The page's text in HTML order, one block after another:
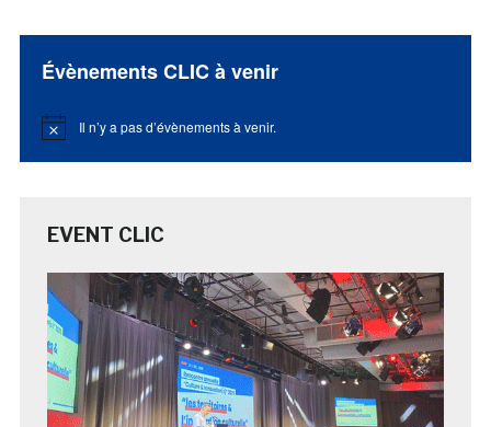
Évènements CLIC à venir
Notice Il n’y a pas d’évènements à venir.
EVENT CLIC